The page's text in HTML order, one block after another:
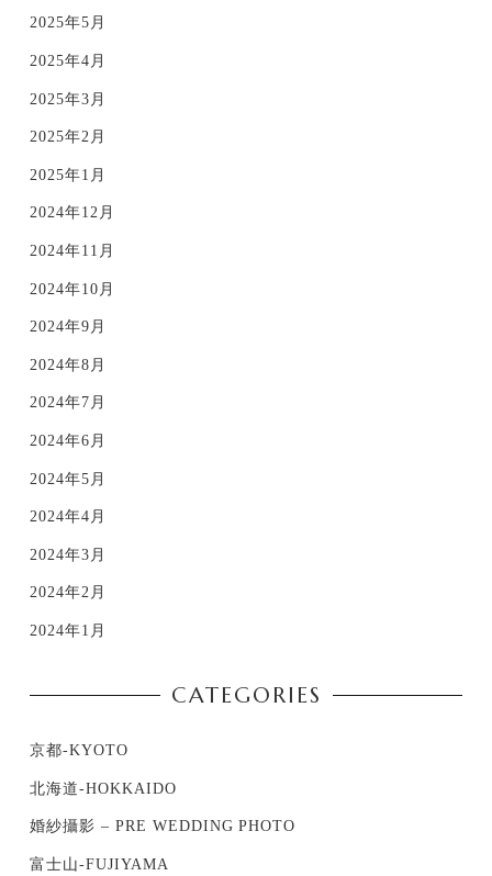
2025年5月
2025年4月
2025年3月
2025年2月
2025年1月
2024年12月
2024年11月
2024年10月
2024年9月
2024年8月
2024年7月
2024年6月
2024年5月
2024年4月
2024年3月
2024年2月
2024年1月
CATEGORIES
京都-KYOTO
北海道-HOKKAIDO
婚紗攝影 – PRE WEDDING PHOTO
富士山-FUJIYAMA